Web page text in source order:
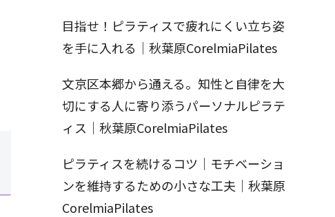
目指せ！ピラティスで疲れにくい立ち姿
を手に入れる｜秋葉原CorelmiaPilates
文京区本郷から通える。知性と自律を大
切にする人に寄り添うパーソナルピラテ
ィス｜秋葉原CorelmiaPilates
ピラティスを続けるコツ｜モチベーショ
ンを維持するための小さな工夫｜秋葉原
CorelmiaPilates